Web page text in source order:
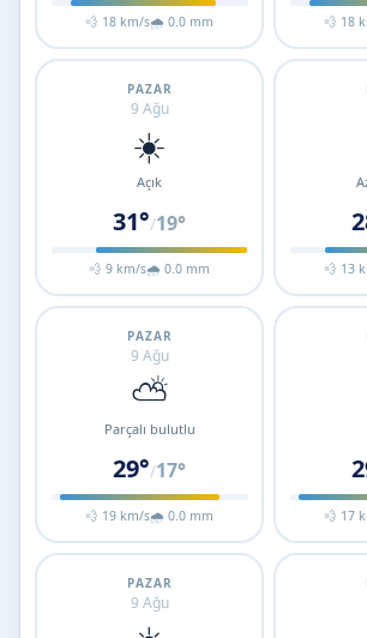
💨 18 km/s🌧 0.0 mm 💨 18
PAZAR
9 Ağu
☀️
Açık
31°/19°
💨 9 km/s🌧 0.0 mm 💨 13
PAZAR
9 Ağu
⛅
Parçalı bulutlu
29°/17°
💨 19 km/s🌧 0.0 mm 💨 17
PAZAR
9 Ağu